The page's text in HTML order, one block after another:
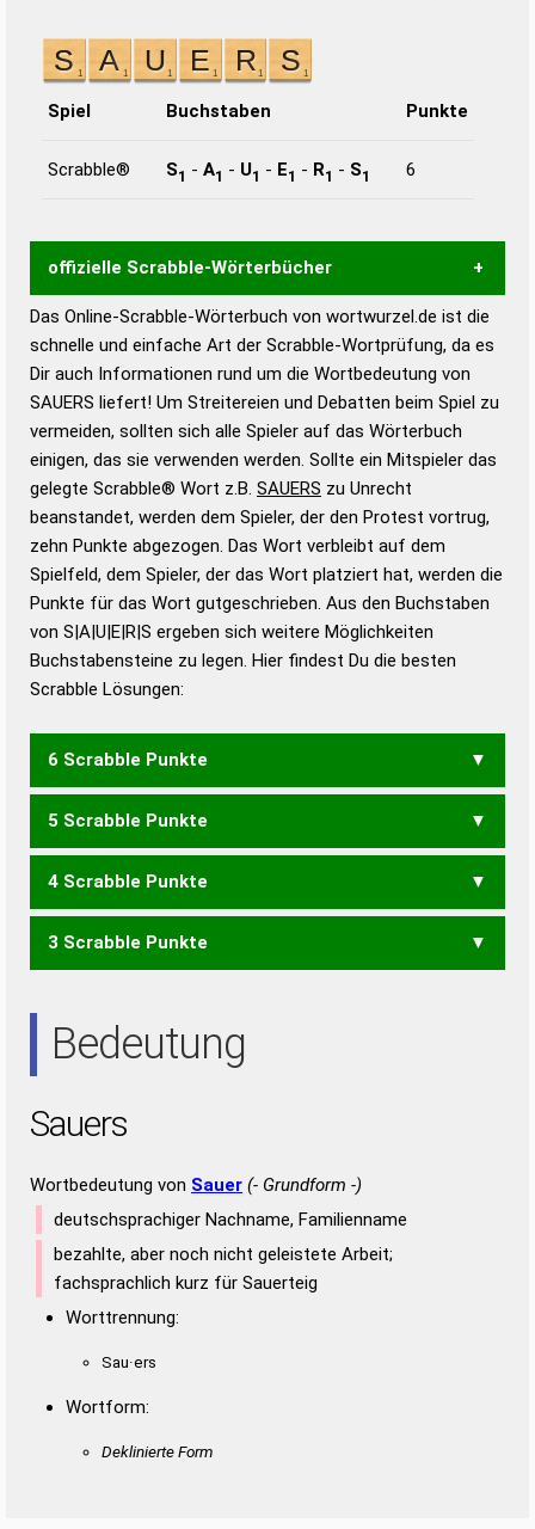
Spiel Buchstaben Punkte
Scrabble® S1 - A1 - U1 - E1 - R1 - S1 6
offizielle Scrabble-Wörterbücher
Wortwurzel liefert mit Hilfe eines semantischen
Wortanalyse-Algorithmus gute Anhaltspunkte zu
Wortbedeutung, Worttrennung und Wortform, um die
Gültigkeit eines Wortes für das Scrabble-Spiel zu
bestimmen!
zugelassene Turnier Scrabble-
Wörterbücher sind:
Duden – Standardwerk in 12 Bänden
Duden – Richtiges und gutes
Deutsch
Duden – Die deutsche Grammatik
Duden – Deutsches
Das Online-Scrabble-Wörterbuch von wortwurzel.de ist die
schnelle und einfache Art der Scrabble-Wortprüfung, da es
Dir auch Informationen rund um die Wortbedeutung von
SAUERS liefert! Um Streitereien und Debatten beim Spiel zu
vermeiden, sollten sich alle Spieler auf das Wörterbuch
einigen, das sie verwenden werden. Sollte ein Mitspieler das
gelegte Scrabble® Wort z.B. SAUERS zu Unrecht
beanstandet, werden dem Spieler, der den Protest vortrug,
zehn Punkte abgezogen. Das Wort verbleibt auf dem
Spielfeld, dem Spieler, der das Wort platziert hat, werden die
Punkte für das Wort gutgeschrieben. Aus den Buchstaben
von S|A|U|E|R|S ergeben sich weitere Möglichkeiten
Buchstabensteine zu legen. Hier findest Du die besten
Scrabble Lösungen:
6 Scrabble Punkte
AUSSER SAURES SAUSER
5 Scrabble Punkte
ASERS RASSE RAUES
URASS USERS
4 Scrabble Punkte
ASER ASSE RASE RASS
SAUR
SAUS SERA SURE SUSE URES USER
3 Scrabble Punkte
SAE SUR URE URS USA
Bedeutung
Sauers
Wortbedeutung von Sauer (- Grundform -)
deutschsprachiger Nachname, Familienname
bezahlte, aber noch nicht geleistete Arbeit;
fachsprachlich kurz für Sauerteig
Worttrennung:
Sau·ers
Wortform:
Deklinierte Form